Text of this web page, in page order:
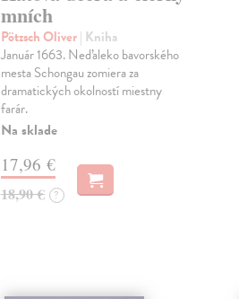
mních
Pötzsch Oliver| Kniha
Január 1663. Neďaleko bavorského
mesta Schongau zomiera za
dramatických okolností miestny
farár.
Na sklade
17,96 €
18,90 € ?